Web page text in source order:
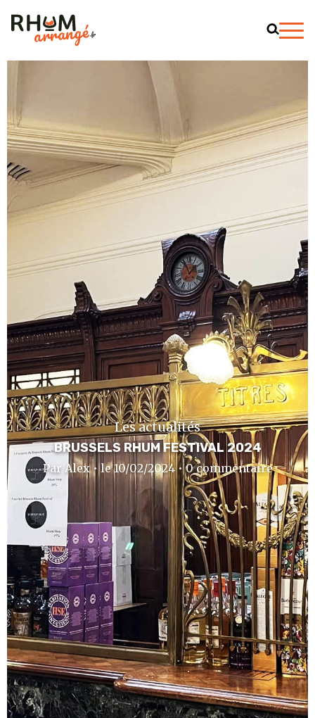
Les actualités
BRUSSELS RHUM FESTIVAL 2024
Par Alex • le 10/02/2024 • 0 commentaire